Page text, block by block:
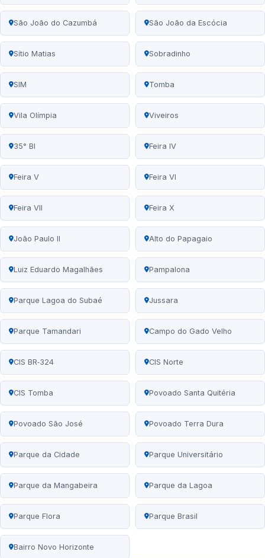
São João do Cazumbá São João da Escócia
Sítio Matias Sobradinho
SIM Tomba
Vila Olímpia Viveiros
35° BI Feira IV
Feira V Feira VI
Feira VII Feira X
João Paulo II Alto do Papagaio
Luiz Eduardo Magalhães Pampalona
Parque Lagoa do Subaé Jussara
Parque Tamandari Campo do Gado Velho
CIS BR‑324 CIS Norte
CIS Tomba Povoado Santa Quitéria
Povoado São José Povoado Terra Dura
Parque da Cidade Parque Universitário
Parque da Mangabeira Parque da Lagoa
Parque Flora Parque Brasil
Bairro Novo Horizonte